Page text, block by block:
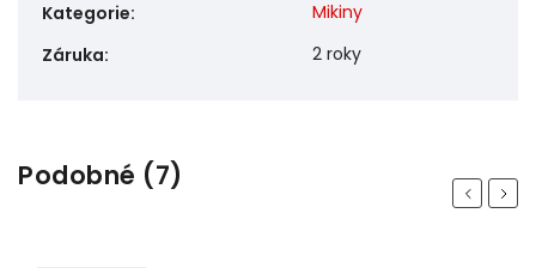
Kategorie:
Mikiny
Záruka: 2 roky
Podobné (7) Previous
Next